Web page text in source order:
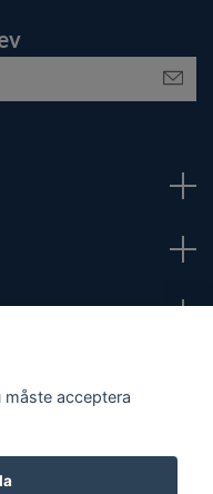
måste acceptera